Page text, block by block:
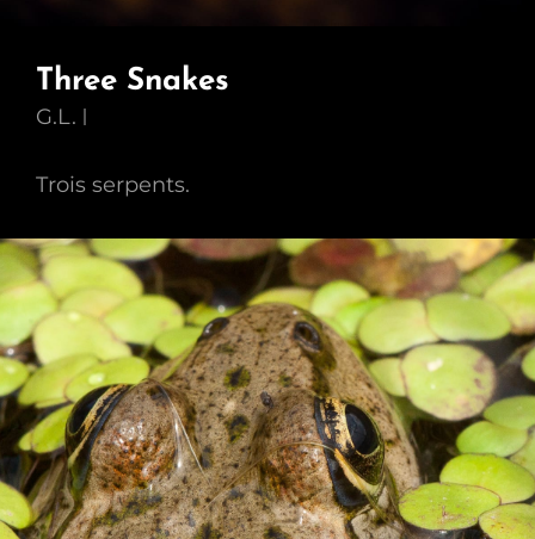
Three Snakes
G.L.
Trois serpents.